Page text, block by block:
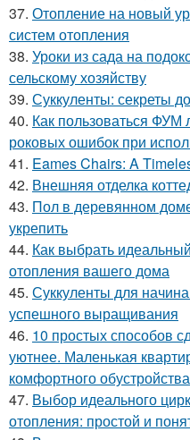
37. Отопление на новый
систем отопления
38. Уроки из сада на
сельскому хозяйству
39. Суккуленты: секреты
40. Как пользоваться ФУМ
роковых ошибок при
41. Eames Chairs: A
42. Внешняя отделка
43. Пол в деревянном
укрепить
44. Как выбрать
отопления вашего дома
45. Суккуленты для
успешного выращивания
46. 10 простых способов
уютнее. Маленькая
комфортного обустройства
47. Выбор идеального
отопления: простой и